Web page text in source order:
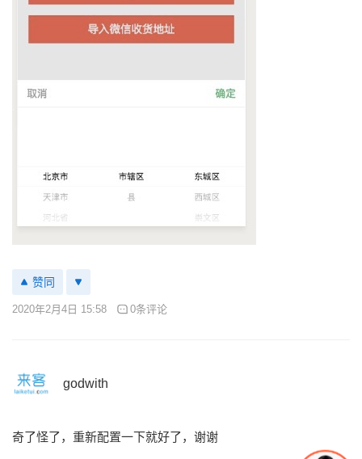
赞同
2020年2月4日 15:58 0条评论
godwith
奇了怪了，重新配置一下就好了，谢谢